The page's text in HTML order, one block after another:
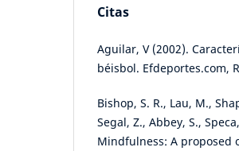
Citas
Aguilar, V (2002).
béisbol. Efdeportes.com,
Bishop, S. R., Lau, M.,
Segal, Z., Abbey, S.,
Mindfulness: A proposed